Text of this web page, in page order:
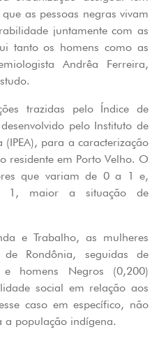
as pessoas negras vivam
juntamente com as
tanto os homens como as
Andrêa Ferreira,
trazidas pelo Índice de
pelo Instituto de
(IPEA), para a caracterização
residente em Porto Velho. O
que variam de 0 a 1 e,
1, maior a situação de
e Trabalho, as mulheres
Rondônia, seguidas de
homens Negros (0,200)
social em relação aos
caso em específico, não
a população indígena.